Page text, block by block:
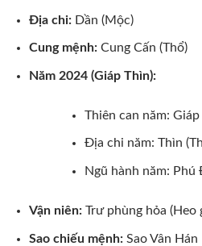
Địa chi:Dần (Mộc)
Cung mệnh:Cung Cấn (Thổ)
Năm 2024 (Giáp Thìn):
Thiên can năm:
Địa chi năm: Thìn
Ngũ hành năm: Phú
Vận niên:Trư phùng hỏa (Heo
Sao chiếu mệnh:Sao Vân Hán